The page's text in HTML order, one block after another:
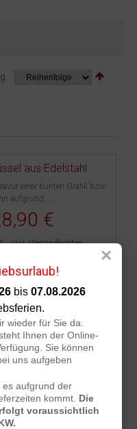
×
bis 07.08.2026
wieder für Sie da.
Ihnen der Online-
Sie können
uns aufgeben
es aufgrund der
kommt. Die
voraussichtlich
aus Edelstahl
einer bunten Grafik bzw.
aufgrund ...
€
,zzgl.Versandkosten
Warenkorb
aus
geschliffener Edelstahl
€
,zzgl.Versandkosten